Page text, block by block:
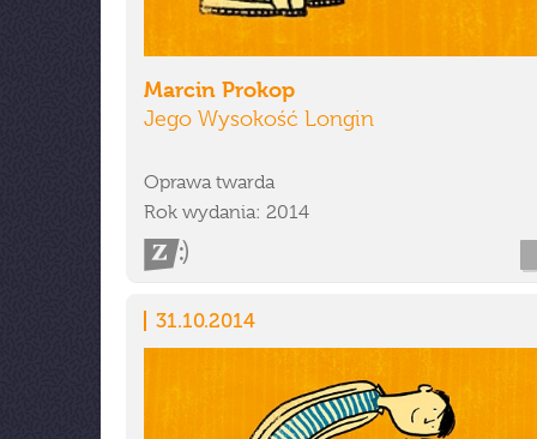
Marcin Prokop
Jego Wysokość Longin
Oprawa twarda
Rok wydania: 2014
31.10.2014